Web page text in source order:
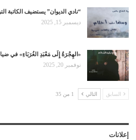
“نادي الديوان” يستضيف الكاتبة
ديسمبر 15, 2025
«الهِجْرَةُ إِلَى مَعْبَدِ الغُرَبَاءِ» في
نوفمبر 20, 2025
السابق التالي 1 من 35
إعلانات